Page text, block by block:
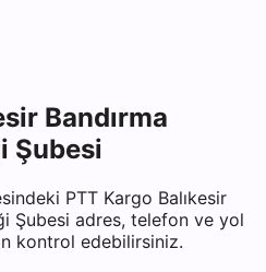
Bandırma
Şubesi
PTT Kargo Balıkesir
Şubesi adres, telefon ve yol
kontrol edebilirsiniz.